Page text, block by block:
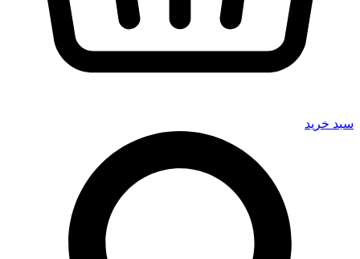
سبد خرید